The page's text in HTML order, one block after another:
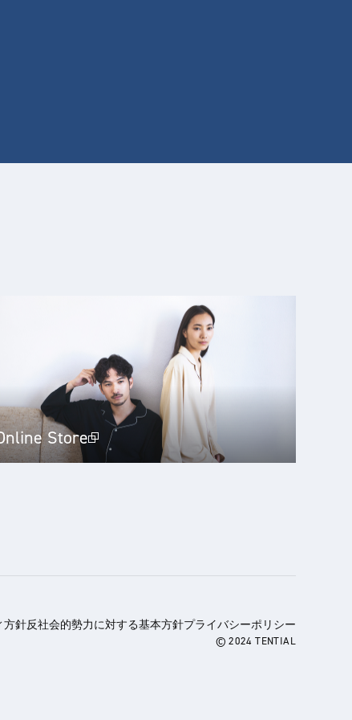
Store
方針反社会的勢力に対する基本方針プライバシーポリシー
© 2024 TENTIAL